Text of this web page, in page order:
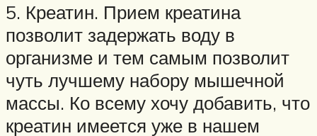
5. Креатин. Прием креатина
позволит задержать воду в
организме и тем самым позволит
чуть лучшему набору мышечной
массы. Ко всему хочу добавить, что
креатин имеется уже в нашем